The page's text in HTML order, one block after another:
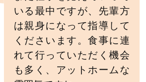
いる最中ですが、先輩方
は親身になって指導して
くださいます。食事に連
れて行っていただく機会
も多く、アットホームな